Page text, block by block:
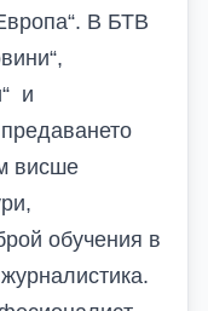
В БТВ
и
висше
обучения в